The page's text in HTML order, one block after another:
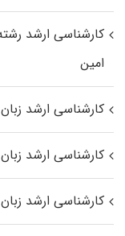
کارشناسی ارشد
اﻣﻴﻦ
کارشناسی ارشد
کارشناسی ارشد
کارشناسی ارشد